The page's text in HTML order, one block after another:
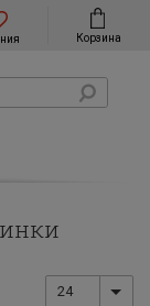
Корзина
24